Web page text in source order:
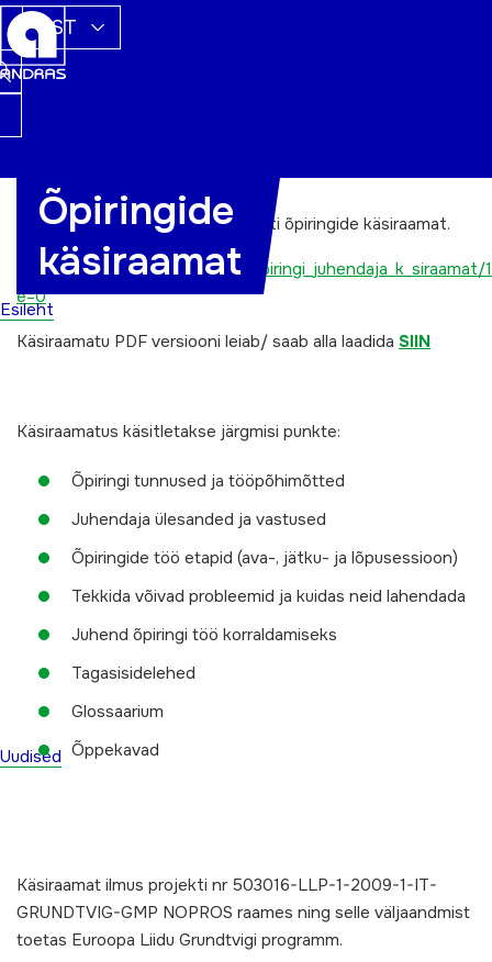
EST
Esileht
Uudised
Õpiringide
käsiraamat
Projekti NOPROS raames koostati õpiringide käsiraamat.
http://issuu.com/andras/docs/_piringi_juhendaja_k_siraamat/
e=0
Käsiraamatu PDF versiooni leiab/ saab alla laadida SIIN
Käsiraamatus käsitletakse järgmisi punkte:
Õpiringi tunnused ja tööpõhimõtted
Juhendaja ülesanded ja vastused
Õpiringide töö etapid (ava-, jätku- ja lõpusessioon)
Tekkida võivad probleemid ja kuidas neid lahendada
Juhend õpiringi töö korraldamiseks
Tagasisidelehed
Glossaarium
Õppekavad
Käsiraamat ilmus projekti nr 503016-LLP-1-2009-1-IT-
GRUNDTVIG-GMP NOPROS raames ning selle väljaandmist
toetas Euroopa Liidu Grundtvigi programm.